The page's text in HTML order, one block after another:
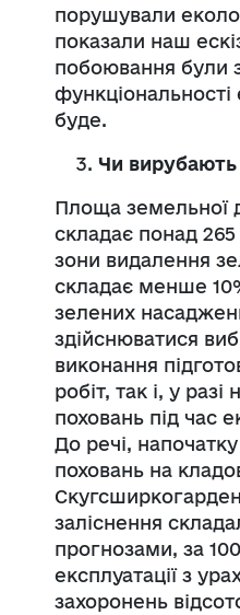
порушували
показали наш
побоювання були
буде.
Чи вирубають
Площа земельної
складає понад
зони видалення
складає менше
зелених
здійснюватися
виконання
робіт, так і, у разі
поховань під час
До речі,
поховань на
заліснення
прогнозами, за
експлуатації з
захоронень